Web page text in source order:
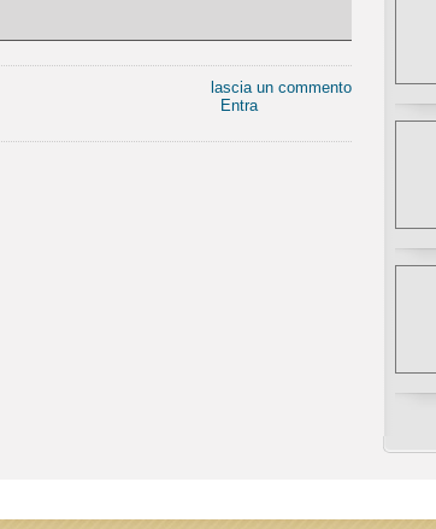
lascia un commento
Entra